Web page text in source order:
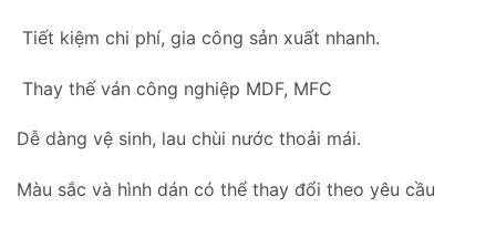
Tiết kiệm chi phí, gia công sản xuất nhanh.
Thay thế ván công nghiệp MDF, MFC
Dễ dàng vệ sinh, lau chùi nước thoải mái.
Màu sắc và hình dán có thể thay đổi theo yêu cầu